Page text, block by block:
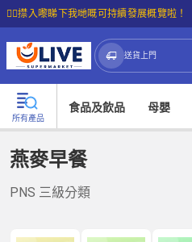
☝🏼㩒入嚟睇下我哋嘅可持續發展概覽啦！
送貨上門
所有產品
食品及飲品 母嬰
燕麥早餐
PNS 三級分類